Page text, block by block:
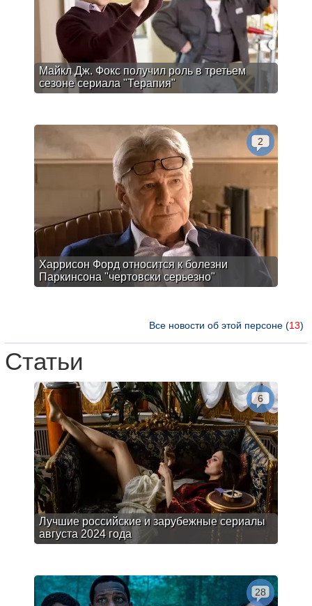
Майкл Дж. Фокс получил роль в третьем
сезоне сериала "Терапия"
Харрисон Форд относится к болезни
Паркинсона "чертовски серьезно"
2
Все новости об этой персоне (13)
Статьи
Лучшие российские и зарубежные сериалы
августа 2024 года
6
28